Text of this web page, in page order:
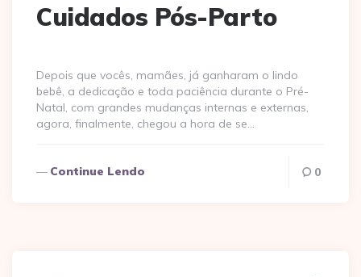
Cuidados Pós-Parto
Depois que vocês, mamães, já ganharam o lindo
bebê, a dedicação e toda paciência durante o Pré-
Natal, com grandes mudanças internas e externas,
agora, finalmente, chegou a hora de se…
Continue Lendo 0